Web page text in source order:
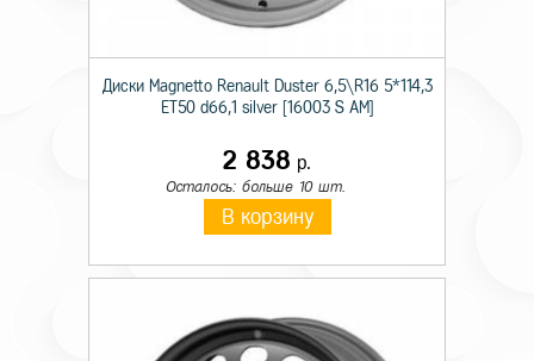
Диски Magnetto Renault Duster 6,5\R16 5*114,3
ET50 d66,1 silver [16003 S AM]
2 838 р.
Осталось: больше 10 шт.
В корзину